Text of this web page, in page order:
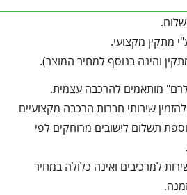
והינה בנוסף למחיר המוצר).
להזמין שירותי חברות הרכבה מקצועיים
תשלום לישובים מרוחקים לפי
למרכיבים ואינה כלולה במחיר